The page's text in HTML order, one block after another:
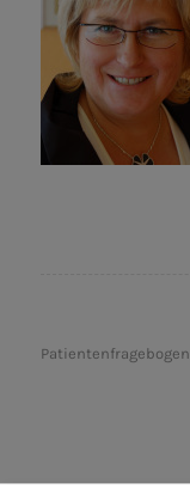
Patientenfragebogen